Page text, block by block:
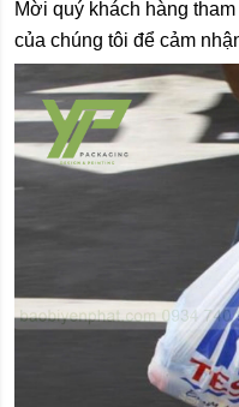
Mời quý khách hàng
của chúng tôi để cảm